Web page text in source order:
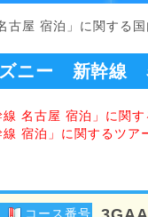
屋 宿泊」に関する
ニー 新幹線
名古屋 宿泊」に関
宿泊」に関するツア
コース番号